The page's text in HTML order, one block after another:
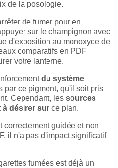
de la posologie.
de fumer pour en
sur le champignon avec
d'exposition au monoxyde de
comparatifs en PDF
votre lanterne.
du système
par ce pigment, qu'il soit pris
Cependant, les sources
à désirer sur ce plan.
correctement guidée et non
il n'a pas d'impact significatif
fumées est déjà un